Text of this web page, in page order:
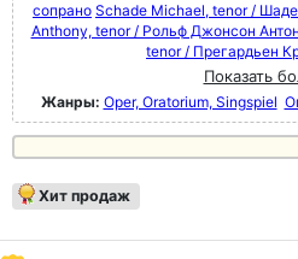
сопрано Schade Michael, tenor /
Anthony, tenor / Рольф Джонсон
tenor / Прегардьен
Показать
Жанры: Oper, Oratorium, Singspiel
Хит продаж